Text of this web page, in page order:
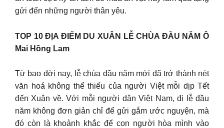
gửi đến những người thân yêu.
TOP 10 ĐỊA ĐIỂM DU XUÂN LỄ CHÙA ĐẦU NĂM Ô
Mai Hồng Lam
Từ bao đời nay, lễ chùa đầu năm mới đã trở thành nét
văn hoá không thể thiếu của người Việt mỗi dịp Tết
đến Xuân về. Với mỗi người dân Việt Nam, đi lễ đầu
năm không đơn giản chỉ để gửi gắm ước nguyện, mà
đó còn là khoảnh khắc để con người hòa mình vào